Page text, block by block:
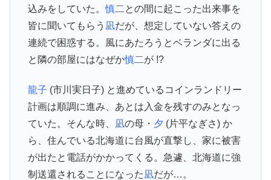
込みをしていた。慎二 との間に起こった出来事を
皆に聞いてもらう 凪だが、想定していない答えの
連続で困惑する。風にあたろうとベランダに出る
と隣の部屋にはなぜか慎二が !?
龍子 (市川実日子) と進めているコインランドリー
計画は順調に進み、あとは入金を残すのみとなっ
ていた。そんな時、
凪の母・ 夕 (片平なぎさ) か
ら、住んでいる北海道に台風が直撃し、家に被害
が出たと電話がかかってくる。急遽、北海道に強
制送還されることになった 凪だが…。